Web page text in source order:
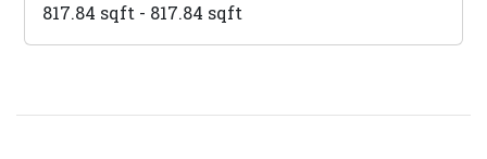
817.84 sqft - 817.84 sqft